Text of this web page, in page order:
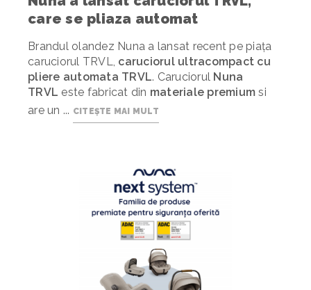
care se pliaza automat
Brandul olandez Nuna a lansat recent pe piața
caruciorul TRVL, caruciorul ultracompact cu
pliere automata TRVL. Caruciorul Nuna
TRVL este fabricat din materiale premium si
are un ... CITEȘTE MAI MULT